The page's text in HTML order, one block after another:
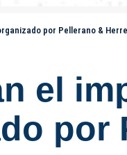
por Pellerano &
el
por